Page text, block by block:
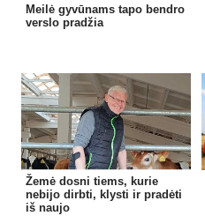
Meilė gyvūnams tapo bendro
verslo pradžia
Žemė dosni tiems, kurie
nebijo dirbti, klysti ir pradėti
iš naujo